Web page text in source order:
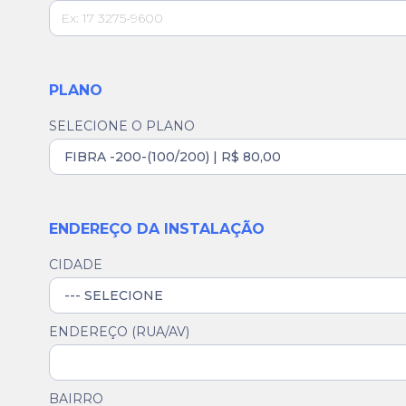
PLANO
SELECIONE O PLANO
ENDEREÇO DA INSTALAÇÃO
CIDADE
ENDEREÇO (RUA/AV)
BAIRRO